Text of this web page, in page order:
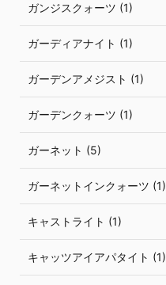
ガンジスクォーツ (1)
ガーディアナイト (1)
ガーデンアメジスト (1)
ガーデンクォーツ (1)
ガーネット (5)
ガーネットインクォーツ (1)
キャストライト (1)
キャッツアイアパタイト (1)